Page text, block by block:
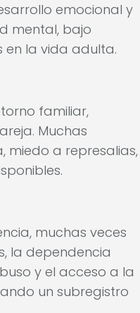
emocional y
mental, bajo
en la vida adulta.
familiar,
Muchas
miedo a represalias,
muchas veces
la dependencia
y el acceso a la
un subregistro